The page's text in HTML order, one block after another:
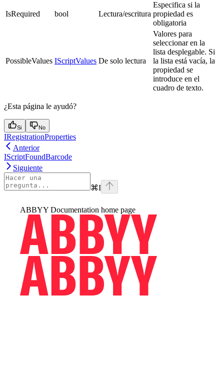
IsRequired bool Lectura/escritura
Especifica si la
propiedad es
obligatoria
PossibleValues IScriptValues De solo lectura
Valores para
seleccionar en la
lista desplegable. Si
la lista está vacía, la
propiedad se
introduce en el
cuadro de texto.
¿Esta página le ayudó?
Si No
IRegistrationProperties
Anterior
IScriptFoundBarcode
Siguiente
⌘I
ABBYY Documentation home page